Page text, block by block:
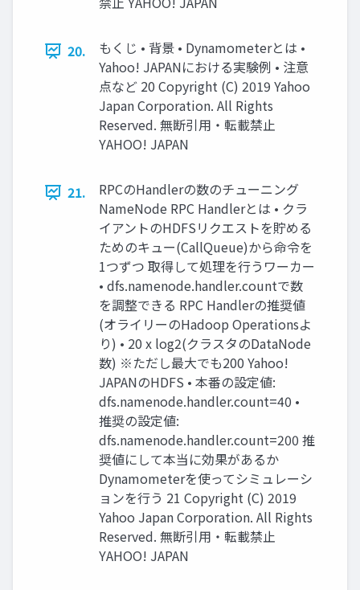
20.
もくじ • 背景 • Dynamometerとは •
Yahoo! JAPANにおける実験例 • 注意
点など 20 Copyright (C) 2019 Yahoo
Japan Corporation. All Rights
Reserved. 無断引用・転載禁止
YAHOO! JAPAN
21.
RPCのHandlerの数のチューニング
NameNode RPC Handlerとは • クラ
イアントのHDFSリクエストを貯める
ためのキュー(CallQueue)から命令を
1つずつ 取得して処理を行うワーカー
• dfs.namenode.handler.countで数
を調整できる RPC Handlerの推奨値
(オライリーのHadoop Operationsよ
り) • 20 x log2(クラスタのDataNode
数) ※ただし最大でも200 Yahoo!
JAPANのHDFS • 本番の設定値:
dfs.namenode.handler.count=40 •
推奨の設定値:
dfs.namenode.handler.count=200 推
奨値にして本当に効果があるか
Dynamometerを使ってシミュレーシ
ョンを行う 21 Copyright (C) 2019
Yahoo Japan Corporation. All Rights
Reserved. 無断引用・転載禁止
YAHOO! JAPAN